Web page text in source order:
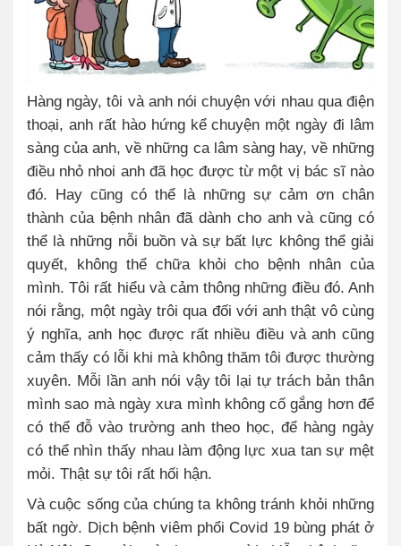
Hàng ngày, tôi và anh nói chuyện với nhau qua điện
thoại, anh rất hào hứng kể chuyện một ngày đi lâm
sàng của anh, về những ca lâm sàng hay, về những
điều nhỏ nhoi anh đã học được từ một vị bác sĩ nào
đó. Hay cũng có thể là những sự cảm ơn chân
thành của bệnh nhân đã dành cho anh và cũng có
thể là những nỗi buồn và sự bất lực không thể giải
quyết, không thể chữa khỏi cho bệnh nhân của
mình. Tôi rất hiểu và cảm thông những điều đó. Anh
nói rằng, một ngày trôi qua đối với anh thật vô cùng
ý nghĩa, anh học được rất nhiều điều và anh cũng
cảm thấy có lỗi khi mà không thăm tôi được thường
xuyên. Mỗi lần anh nói vậy tôi lại tự trách bản thân
mình sao mà ngày xưa mình không cố gắng hơn để
có thể đỗ vào trường anh theo học, để hàng ngày
có thể nhìn thấy nhau làm động lực xua tan sự mệt
mỏi. Thật sự tôi rất hối hận.
Và cuộc sống của chúng ta không tránh khỏi những
bất ngờ. Dịch bệnh viêm phổi Covid 19 bùng phát ở